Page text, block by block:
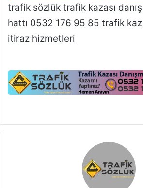
trafik sözlük trafik kazası
hattı 0532 176 95 85 trafik
itiraz hizmetleri